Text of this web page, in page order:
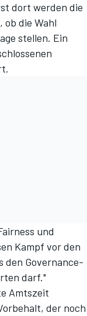
dort werden die
ob die Wahl
stellen. Ein
und
Kampf vor den
den Governance-
darf."
Amtszeit
der noch